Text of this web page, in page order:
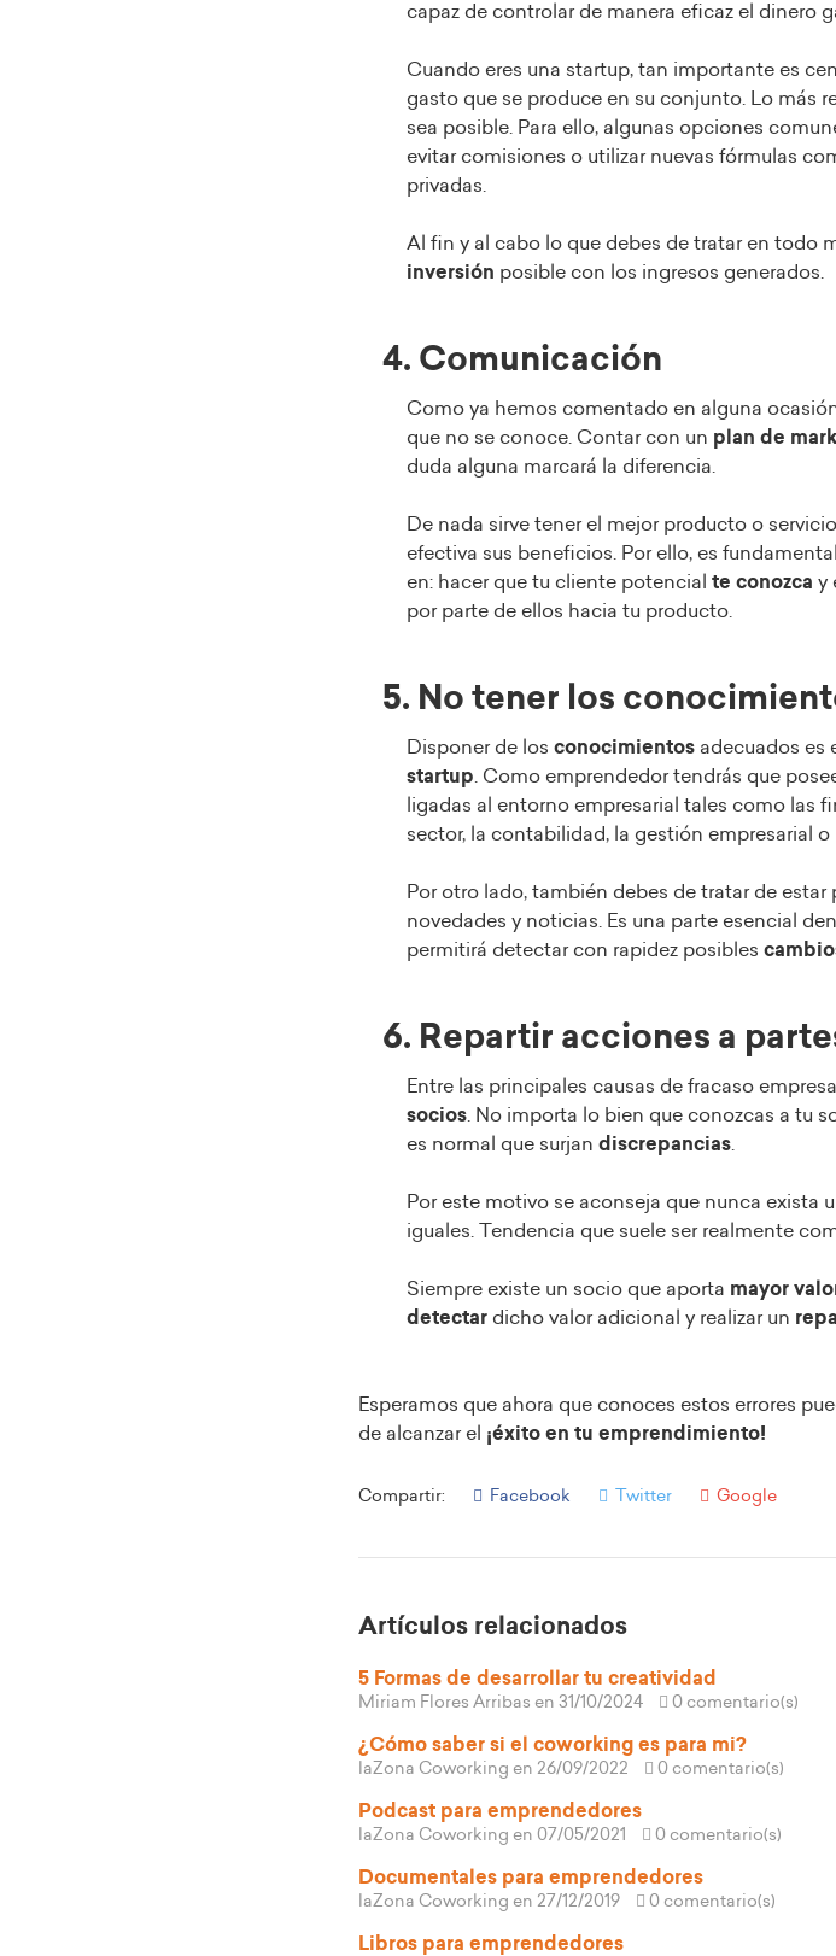
capaz de controlar de manera eficaz el dinero
Cuando eres una startup, tan importante es
gasto que se produce en su conjunto. Lo más
sea posible. Para ello, algunas opciones
evitar comisiones o utilizar nuevas fórmulas
privadas.
Al fin y al cabo lo que debes de tratar en todo
inversión posible con los ingresos generados.
4. Comunicación
Como ya hemos comentado en alguna
que no se conoce. Contar con un plan de
duda alguna marcará la diferencia.
De nada sirve tener el mejor producto o
efectiva sus beneficios. Por ello, es
en: hacer que tu cliente potencial te conozca y
por parte de ellos hacia tu producto.
5. No tener los
Disponer de los conocimientos adecuados es
startup . Como emprendedor tendrás que
ligadas al entorno empresarial tales como las
sector, la contabilidad, la gestión empresarial o
Por otro lado, también debes de tratar de
novedades y noticias. Es una parte esencial
permitirá detectar con rapidez posibles
6. Repartir acciones a
Entre las principales causas de fracaso
socios . No importa lo bien que conozcas a tu
es normal que surjan discrepancias
Por este motivo se aconseja que nunca
iguales. Tendencia que suele ser realmente
Siempre existe un socio que aporta mayor
detectar dicho valor adicional y realizar un
Esperamos que ahora que conoces estos errores
de alcanzar el ¡éxito en tu emprendimiento!
Compartir: Facebook Twitter Google
Artículos relacionados
5 Formas de desarrollar tu creatividad
Miriam Flores Arribas en 31/10/2024 0 comentario(s)
¿Cómo saber si el coworking es para mi?
laZona Coworking en 26/09/2022 0 comentario(s)
Podcast para emprendedores
laZona Coworking en 07/05/2021 0 comentario(s)
Documentales para emprendedores
laZona Coworking en 27/12/2019 0 comentario(s)
Libros para emprendedores